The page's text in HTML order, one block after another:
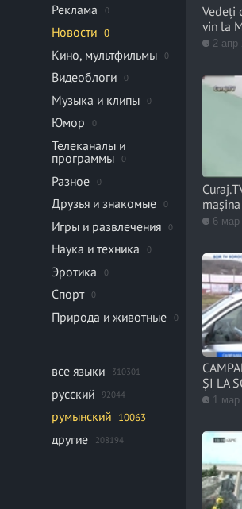
Реклама 0
Новости 0
Кино, мультфильмы 0
Видеоблоги 0
Музыка и клипы 0
Юмор 0
Телеканалы и
программы
0
Разное 0
Друзья и знакомые 0
Игры и развлечения 0
Наука и техника 0
Эротика 0
Спорт 0
Природа и животные 0
все языки 310301
русский 92044
румынский 10063
другие 208194
Vedeți
vin la
2 апр
6 мар
ȘI LA
1 мар